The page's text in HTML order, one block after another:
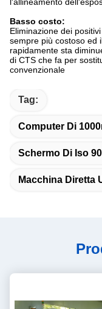
Basso costo:
Eliminazione dei
sempre più costoso ed
rapidamente sta
di CTS che fa per
convenzionale
Tag:
Computer Di
Schermo Di Iso
Macchina Diretta